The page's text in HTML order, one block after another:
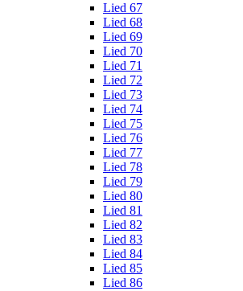
Lied 67
Lied 68
Lied 69
Lied 70
Lied 71
Lied 72
Lied 73
Lied 74
Lied 75
Lied 76
Lied 77
Lied 78
Lied 79
Lied 80
Lied 81
Lied 82
Lied 83
Lied 84
Lied 85
Lied 86